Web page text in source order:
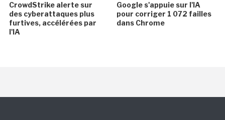
CrowdStrike alerte sur
des cyberattaques plus
furtives, accélérées par
l'IA
Google s'appuie sur l'IA
pour corriger 1 072 failles
dans Chrome